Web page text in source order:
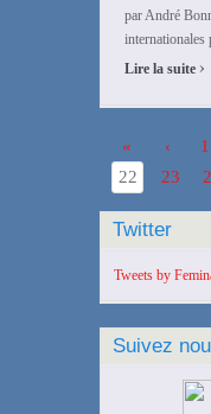
par André
internationales
Lire la suite ›
« ‹
22
23
Twitter
Tweets by
Suivez